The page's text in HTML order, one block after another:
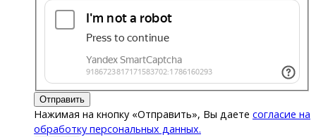
Отправить
Нажимая на кнопку «Отправить», Вы даете согласие на
обработку персональных данных.